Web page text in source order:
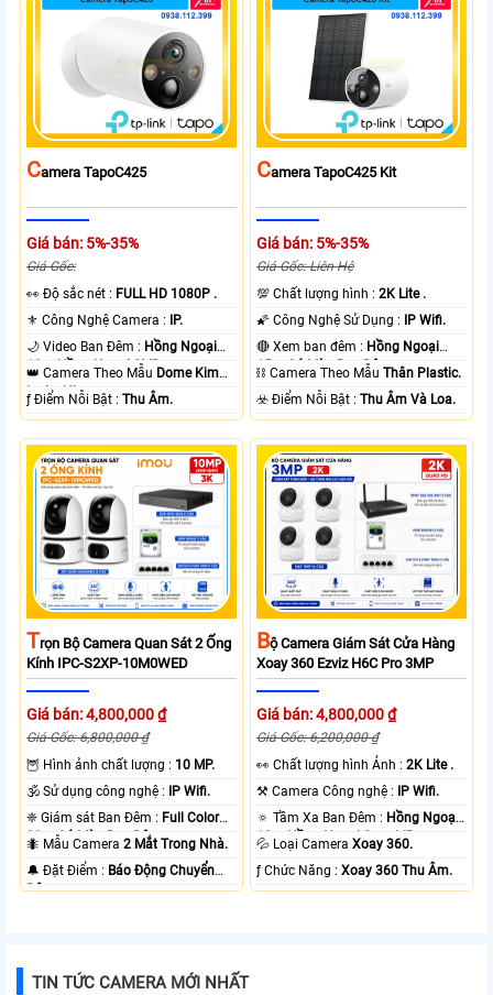
CAmera TapoC425
Giá bán: 5%-35%
Giá Gốc:
️👀 Độ sắc nét : FULL HD 1080P .
⚜️ Công Nghệ Camera : IP.
🌙 Video Ban Đêm : Hồng Ngoại
10m Hồng Ngoại SMD.
👑 Camera Theo Mẫu Dome Kim
loại + Nhựa.
️ƒ Điểm Nỗi Bật :Thu Âm.
CAmera TapoC425 Kit
Giá bán: 5%-35%
Giá Gốc: Liên Hệ
💯 Chất lượng hình :2K Lite .
🌠 Công Nghệ Sử Dụng : IP Wifi.
🔴 Xem ban đêm : Hồng Ngoại
15m Có Màu Ban Ðêm.
⛓ Camera Theo MẫuThân Plastic.
️☣️ Điểm Nỗi Bật :Thu Âm Và Loa.
TRọn Bộ Camera Quan Sát 2 Ống
Kính IPC-S2XP-10M0WED
Giá bán: 4,800,000 ₫
Giá Gốc: 6,800,000 ₫
🦉 Hình ảnh chất lượng : 10 MP.
🕉️ Sử dụng công nghệ :
IP Wifi.
❈ Giám sát Ban Đêm : Full Color
20m Có Màu Ban Ðêm.
🐜 Mẫu Camera2 Mắt Trong Nhà.
️🔔 Đặt Điểm : Báo Động Chuyển
Động.
BỘ Camera Giám Sát Cửa Hàng
Xoay 360 Ezviz H6C Pro 3MP
Giá bán: 4,800,000 ₫
Giá Gốc: 6,200,000 ₫
️👀 Chất lượng hình Ảnh :2K Lite .
⚒ Camera Công nghệ :
IP Wifi.
🔅 Tầm Xa Ban Đêm : Hồng Ngoại
10m Hồng Ngoại Smart IR.
💦 Loại CameraXoay 360.
️ƒ Chức Năng :Xoay 360 Thu Âm.
TIN TỨC CAMERA MỚI NHẤT